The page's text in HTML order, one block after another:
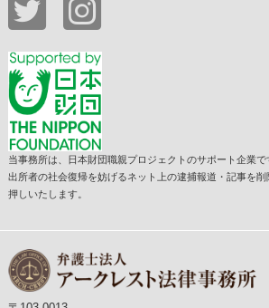
当事務所は、日本財団職親プロジェクトのサポート企業で
出所者の社会復帰を妨げるネット上の逮捕報道・記事を
押しいたします。